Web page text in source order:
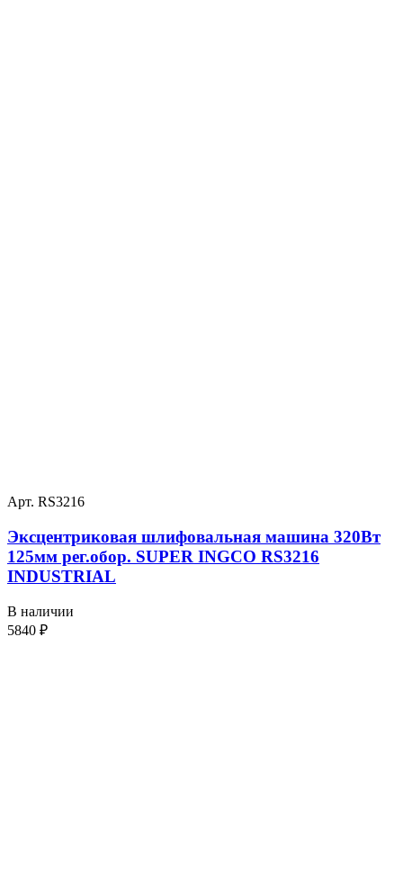
Арт. RS3216
Эксцентриковая шлифовальная машина 320Вт
125мм рег.обор. SUPER INGCO RS3216
INDUSTRIAL
В наличии
5840 ₽